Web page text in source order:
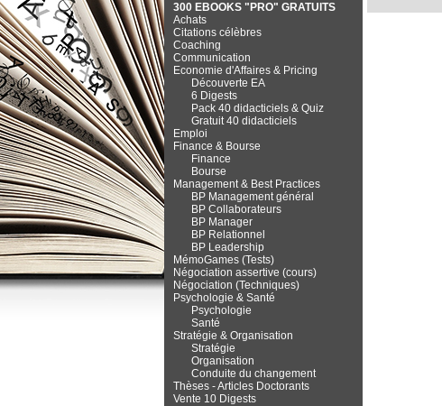
300 EBOOKS "PRO" GRATUITS
Achats
Citations célèbres
Coaching
Communication
Economie d'Affaires & Pricing
Découverte EA
6 Digests
Pack 40 didacticiels & Quiz
Gratuit 40 didacticiels
Emploi
Finance & Bourse
Finance
Bourse
Management & Best Practices
BP Management général
BP Collaborateurs
BP Manager
BP Relationnel
BP Leadership
MémoGames (Tests)
Négociation assertive (cours)
Négociation (Techniques)
Psychologie & Santé
Psychologie
Santé
Stratégie & Organisation
Stratégie
Organisation
Conduite du changement
Thèses - Articles Doctorants
Vente 10 Digests